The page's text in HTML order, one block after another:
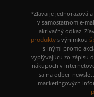
*Zľava je jednorazová
v samostatnom e-
aktivačný odkaz.
produkty s výnimkou
s inými promo
vyplývajúcu zo zápisu
nákupoch v
sa na odber
marketingových